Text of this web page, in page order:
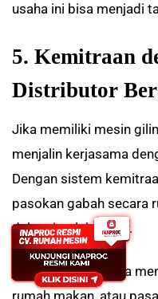
usaha ini bisa menjadi
5. Kemitraan
Distributor
Jika memiliki mesin
menjalin kerjasama
Dengan sistem
pasokan gabah secara
dalam jumlah besar.
Selain itu, Anda bisa
rumah makan, atau